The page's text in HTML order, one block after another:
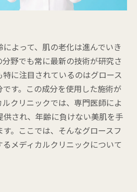
よって、肌の老化は進んでいき
野でも常に最新の技術が研究さ
に注目されているのはグロース
す。この成分を使用した施術が
クリニックでは、専門医師によ
供され、年齢に負けない美肌を手
。ここでは、そんなグロースフ
メディカルクリニックについて